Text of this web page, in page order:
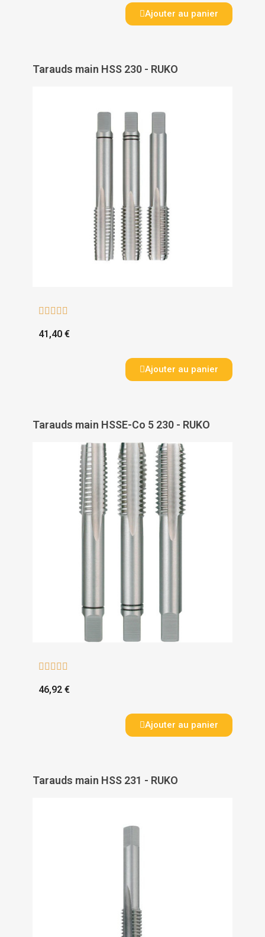
Ajouter au panier
Tarauds main HSS 230 - RUKO
    
41,40 €
Ajouter au panier
Tarauds main HSSE-Co 5 230 - RUKO
    
46,92 €
Ajouter au panier
Tarauds main HSS 231 - RUKO